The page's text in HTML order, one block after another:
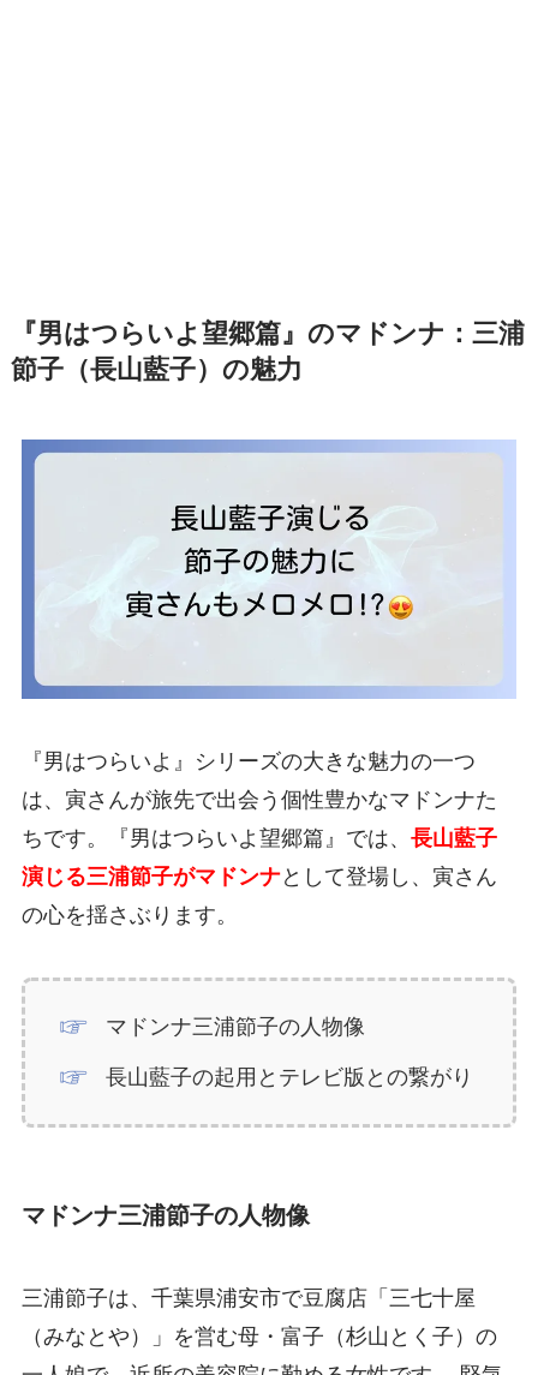
『男はつらいよ望郷篇』のマドンナ：三浦
節子（長山藍子）の魅力
『男はつらいよ』シリーズの大きな魅力の一つ
は、寅さんが旅先で出会う個性豊かなマドンナた
ちです。『男はつらいよ望郷篇』では、 長山藍子
演じる三浦節子がマドンナとして登場し、寅さん
の心を揺さぶります。
マドンナ三浦節子の人物像
長山藍子の起用とテレビ版との繋がり
マドンナ三浦節子の人物像
三浦節子は、千葉県浦安市で豆腐店「三七十屋
（みなとや）」を営む母・富子（杉山とく子）の